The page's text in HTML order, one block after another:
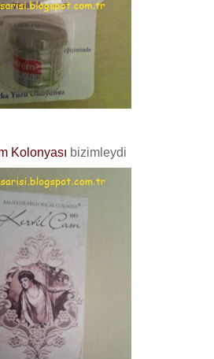
Kolonyası bizimleydi